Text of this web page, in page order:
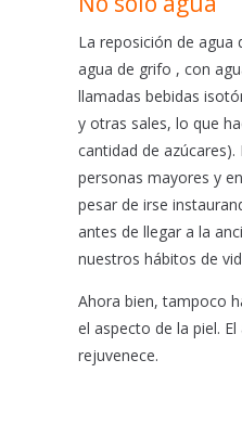
La reposición de
agua de grifo , con
llamadas bebidas
y otras sales, lo que
cantidad de
personas mayores y
pesar de irse
antes de llegar a la
nuestros hábitos de
Ahora bien, tampoco
el aspecto de la piel.
rejuvenece.